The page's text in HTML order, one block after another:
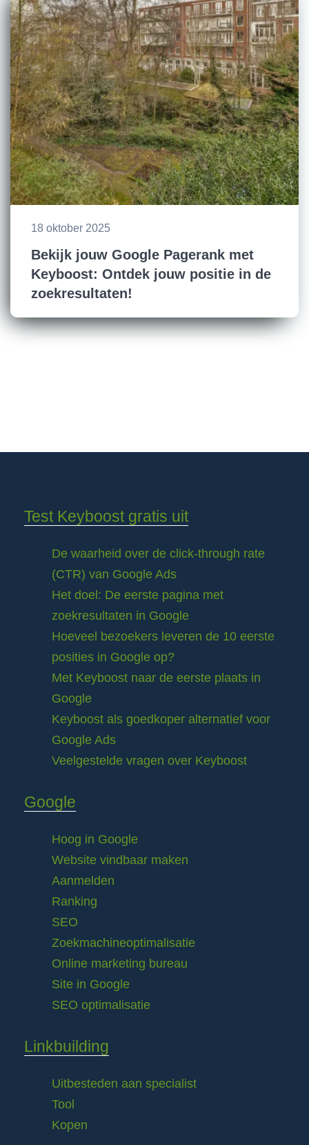
18 oktober 2025
Bekijk jouw Google Pagerank met
Keyboost: Ontdek jouw positie in de
zoekresultaten!
Test Keyboost gratis uit
De waarheid over de click-through rate
(CTR) van Google Ads
Het doel: De eerste pagina met
zoekresultaten in Google
Hoeveel bezoekers leveren de 10 eerste
posities in Google op?
Met Keyboost naar de eerste plaats in
Google
Keyboost als goedkoper alternatief voor
Google Ads
Veelgestelde vragen over Keyboost
Google
Hoog in Google
Website vindbaar maken
Aanmelden
Ranking
SEO
Zoekmachineoptimalisatie
Online marketing bureau
Site in Google
SEO optimalisatie
Linkbuilding
Uitbesteden aan specialist
Tool
Kopen